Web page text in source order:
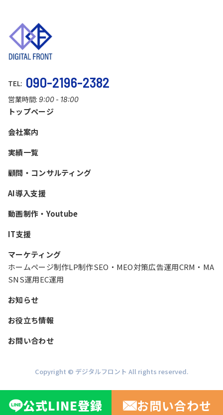
公式LINE登録 お問い合わせ
TEL: 090-2196-2382
営業時間: 9:00 - 18:00
トップページ
会社案内
実績一覧
顧問・コンサルティング
AI導入支援
動画制作・Youtube
IT支援
マーケティング
ホームページ制作LP制作SEO・MEO対策広告運用CRM・MA
SNS運用EC運用
お知らせ
お役立ち情報
お問い合わせ
Copyright © デジタルフロント All rights reserved.